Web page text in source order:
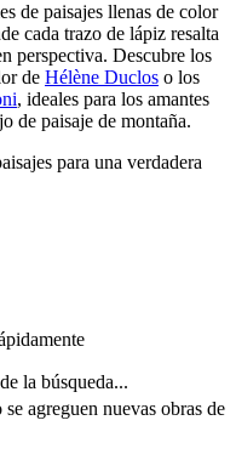
de paisajes llenas de color
cada trazo de lápiz resalta
perspectiva. Descubre los
de Hélène Duclos o los
, ideales para los amantes
de paisaje de montaña.
para una verdadera
la búsqueda...
agreguen nuevas obras de